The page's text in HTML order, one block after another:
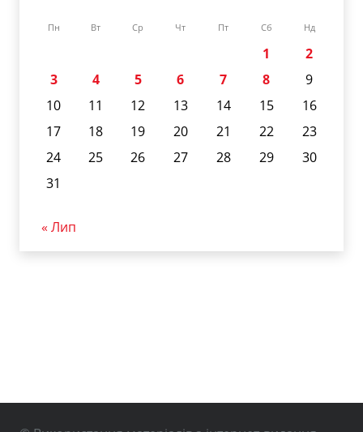
Пн Вт Ср Чт Пт Сб Нд
1
2
3
4 5 6 7 8
9
10
11 12 13 14 15
16
17
18 19 20 21 22
23
24
25 26 27 28 29
30
31
« Лип